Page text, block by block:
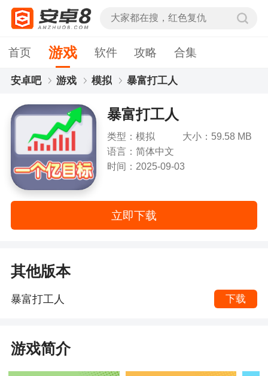
首页 游戏 软件 攻略 合集
安卓吧 游戏 模拟 暴富打工人
暴富打工人
类型：模拟
大小：59.58 MB
语言：简体中文
时间：2025-09-03
立即下载
其他版本
暴富打工人 下载
游戏简介